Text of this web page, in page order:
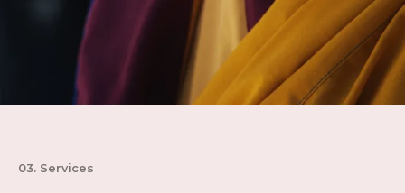
03. Services